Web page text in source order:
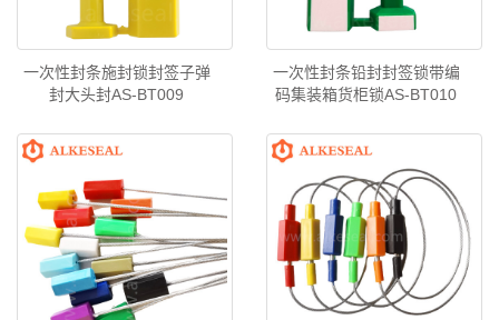
一次性封条施封锁封签子弹
封大头封AS-BT009
一次性封条铅封封签锁带编
码集装箱货柜锁AS-BT010